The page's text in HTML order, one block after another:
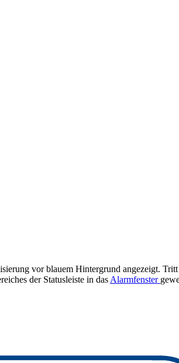
vor blauem Hintergrund angezeigt.
der Statusleiste in das Alarmfenster